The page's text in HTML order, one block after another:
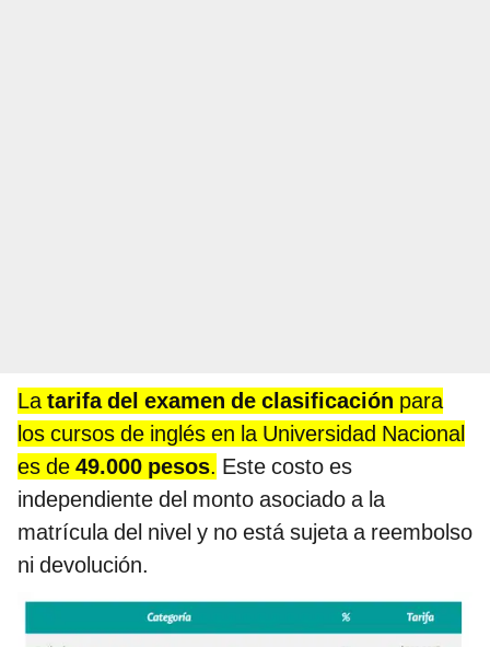
La tarifa del examen de clasificación para
los cursos de inglés en la Universidad Nacional
es de 49.000 pesos. Este costo es
independiente del monto asociado a la
matrícula del nivel y no está sujeta a reembolso
ni devolución.